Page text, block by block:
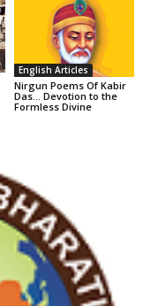
English Articles
Nirgun Poems Of Kabir
Das… Devotion to the
Formless Divine